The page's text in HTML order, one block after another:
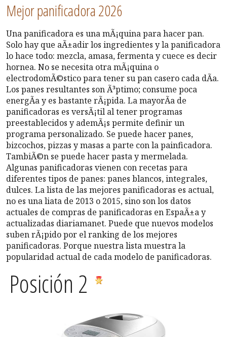
Mejor panificadora 2026
Una panificadora es una mÃ¡quina para hacer pan.
Solo hay que aÃ±adir los ingredientes y la panificadora
lo hace todo: mezcla, amasa, fermenta y cuece es decir
hornea. No se necesita otra mÃ¡quina o
electrodomÃ©stico para tener su pan casero cada dÃ­a.
Los panes resultantes son Ã³ptimo; consume poca
energÃ­a y es bastante rÃ¡pida. La mayorÃ­a de
panificadoras es versÃ¡til al tener programas
preestablecidos y ademÃ¡s permite definir un
programa personalizado. Se puede hacer panes,
bizcochos, pizzas y masas a parte con la painficadora.
TambiÃ©n se puede hacer pasta y mermelada.
Algunas panificadoras vienen con recetas para
diferentes tipos de panes: panes blancos, integrales,
dulces. La lista de las mejores panificadoras es actual,
no es una liata de 2013 o 2015, sino son los datos
actuales de compras de panificadoras en EspaÃ±a y
actualizadas diariamanet. Puede que nuevos modelos
suben rÃ¡pido por el ranking de los mejores
panificadoras. Porque nuestra lista muestra la
popularidad actual de cada modelo de panificadoras.
Posición 2